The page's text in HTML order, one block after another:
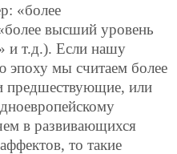
«более
высший уровень
и т.д.). Если нашу
эпоху мы считаем более
предшествующие, или
в развивающихся
то такие